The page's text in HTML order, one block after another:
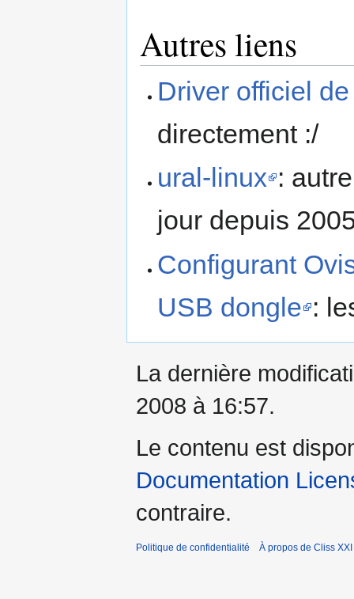
Autres liens
Driver officiel
directement :/
ural-linux :
jour depuis
Configurant
USB dongle :
La dernière
2008 à 16:57.
Le contenu est
Documentation
contraire.
Politique de confidentialité À propos de Cliss XXI